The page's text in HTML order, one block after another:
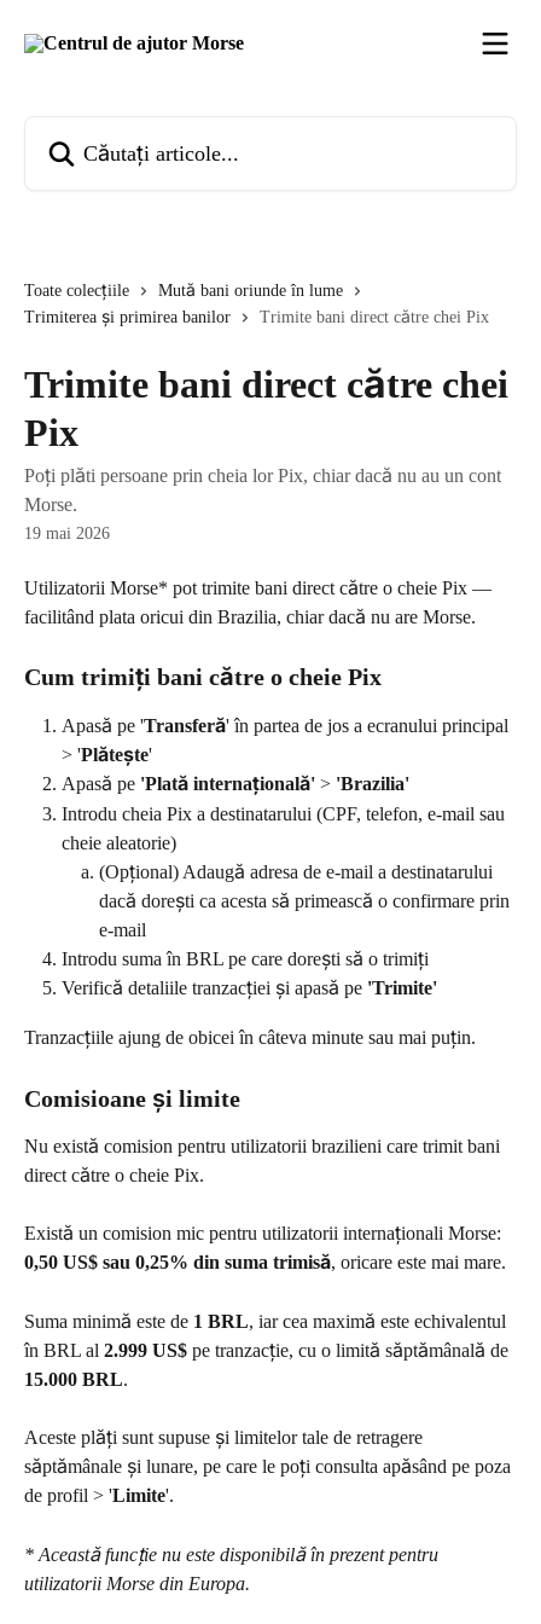
Toate colecțiile
Mută bani oriunde în lume
Trimiterea și primirea banilor
Trimite bani direct către chei Pix
Trimite bani direct către chei
Pix
Poți plăti persoane prin cheia lor Pix, chiar dacă nu au un cont
Morse.
19 mai 2026
Utilizatorii Morse* pot trimite bani direct către o cheie Pix —
facilitând plata oricui din Brazilia, chiar dacă nu are Morse.
Cum trimiți bani către o cheie Pix
Apasă pe 'Transferă' în partea de jos a ecranului principal
> 'Plătește'
Apasă pe 'Plată internațională' > 'Brazilia'
Introdu cheia Pix a destinatarului (CPF, telefon, e-mail sau
cheie aleatorie)
(Opțional) Adaugă adresa de e-mail a destinatarului
dacă dorești ca acesta să primească o confirmare prin
e-mail
Introdu suma în BRL pe care dorești să o trimiți
Verifică detaliile tranzacției și apasă pe 'Trimite'
Tranzacțiile ajung de obicei în câteva minute sau mai puțin.
Comisioane și limite
Nu există comision pentru utilizatorii brazilieni care trimit bani
direct către o cheie Pix.
Există un comision mic pentru utilizatorii internaționali Morse:
0,50 US$ sau 0,25% din suma trimisă, oricare este mai mare.
Suma minimă este de 1 BRL, iar cea maximă este echivalentul
în BRL al 2.999 US$ pe tranzacție, cu o limită săptămânală de
15.000 BRL.
Aceste plăți sunt supuse și limitelor tale de retragere
săptămânale și lunare, pe care le poți consulta apăsând pe poza
de profil > 'Limite'.
* Această funcție nu este disponibilă în prezent pentru
utilizatorii Morse din Europa.